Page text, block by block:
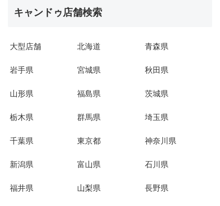
キャンドゥ店舗検索
大型店舗 北海道 青森県
岩手県 宮城県 秋田県
山形県 福島県 茨城県
栃木県 群馬県 埼玉県
千葉県 東京都 神奈川県
新潟県 富山県 石川県
福井県 山梨県 長野県